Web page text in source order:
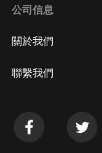
公司信息
關於我們
聯繫我們